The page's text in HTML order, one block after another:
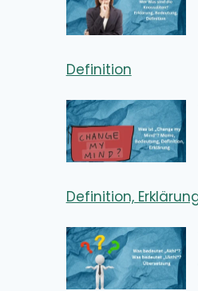
Definition
Definition,